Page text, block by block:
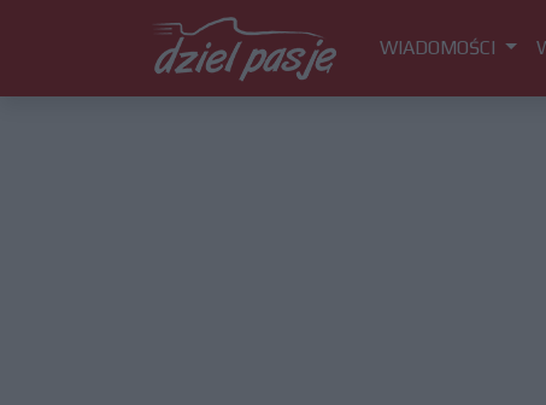
WIADOMOŚCI